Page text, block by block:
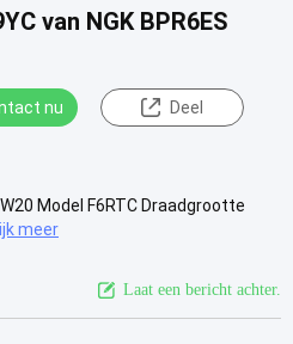
van NGK BPR6ES
nu Deel
Model F6RTC Draadgrootte
meer
Laat een bericht achter.